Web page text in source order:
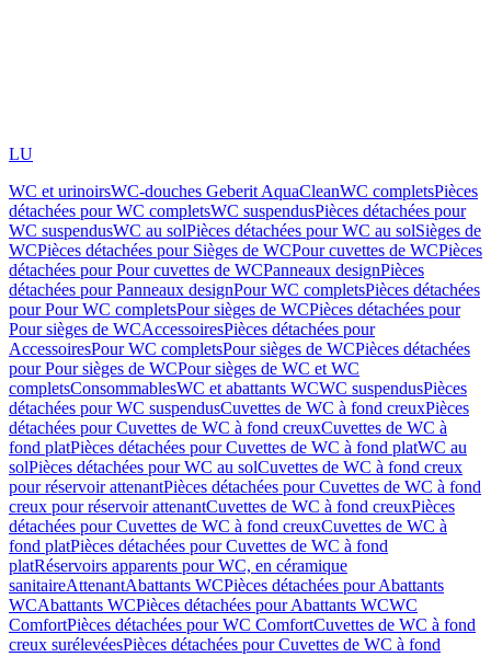
LU
WC et urinoirsWC-douches Geberit AquaCleanWC completsPièces
détachées pour WC completsWC suspendusPièces détachées pour
WC suspendusWC au solPièces détachées pour WC au solSièges de
WCPièces détachées pour Sièges de WCPour cuvettes de WCPièces
détachées pour Pour cuvettes de WCPanneaux designPièces
détachées pour Panneaux designPour WC completsPièces détachées
pour Pour WC completsPour sièges de WCPièces détachées pour
Pour sièges de WCAccessoiresPièces détachées pour
AccessoiresPour WC completsPour sièges de WCPièces détachées
pour Pour sièges de WCPour sièges de WC et WC
completsConsommablesWC et abattants WCWC suspendusPièces
détachées pour WC suspendusCuvettes de WC à fond creuxPièces
détachées pour Cuvettes de WC à fond creuxCuvettes de WC à
fond platPièces détachées pour Cuvettes de WC à fond platWC au
solPièces détachées pour WC au solCuvettes de WC à fond creux
pour réservoir attenantPièces détachées pour Cuvettes de WC à fond
creux pour réservoir attenantCuvettes de WC à fond creuxPièces
détachées pour Cuvettes de WC à fond creuxCuvettes de WC à
fond platPièces détachées pour Cuvettes de WC à fond
platRéservoirs apparents pour WC, en céramique
sanitaireAttenantAbattants WCPièces détachées pour Abattants
WCAbattants WCPièces détachées pour Abattants WCWC
ComfortPièces détachées pour WC ComfortCuvettes de WC à fond
creux surélevéesPièces détachées pour Cuvettes de WC à fond